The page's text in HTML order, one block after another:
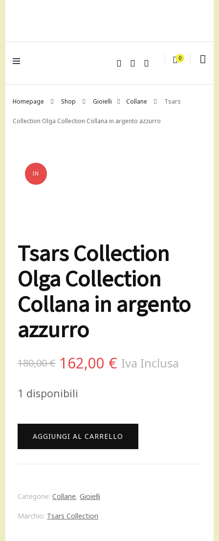
0
Homepage Shop Gioielli Collane Tsars
Collection Olga Collection Collana in argento azzurro
IN
Tsars Collection
Olga Collection
Collana in argento
azzurro
180,00€ Il
era:
180,00 €.
162,00 € Il
è:
162,00 €.
Iva Inclusa
1 disponibili
Tsars
Collection
Olga
Collana
AGGIUNGI AL CARRELLO
Categorie:Collane,Gioielli
Marchio: Tsars Collection